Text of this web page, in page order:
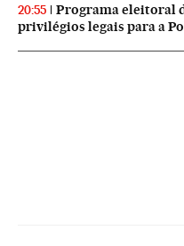
20:55
Programa eleitoral
privilégios legais para a